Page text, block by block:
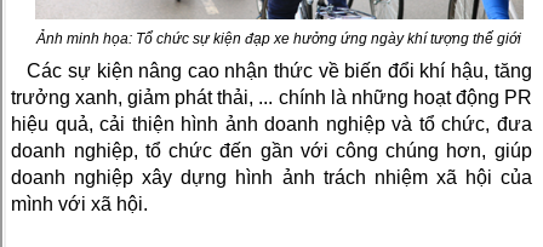
Ảnh minh họa: Tổ chức sự kiện đạp xe hưởng ứng ngày khí tượng thế giới
Các sự kiện nâng cao nhận thức về biến đổi khí hậu, tăng
trưởng xanh, giảm phát thải, ... chính là những hoạt động PR
hiệu quả, cải thiện hình ảnh doanh nghiệp và tổ chức, đưa
doanh nghiệp, tổ chức đến gần với công chúng hơn, giúp
doanh nghiệp xây dựng hình ảnh trách nhiệm xã hội của
mình với xã hội.